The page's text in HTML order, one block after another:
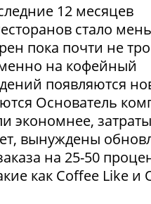
12 месяцев
стало
пока почти не
на кофейный
появляются
Основатель
экономнее, затраты
вынуждены
на 25-50
как Coffee Like и